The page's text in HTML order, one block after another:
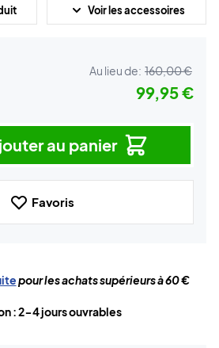
Voir les accessoires
Au lieu de: 160,00 €
99,95 €
au panier
Favoris
pour les achats supérieurs à 60 €
: 2-4 jours ouvrables